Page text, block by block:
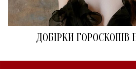
ДОБІРКИ ГОРОСКОПІВ